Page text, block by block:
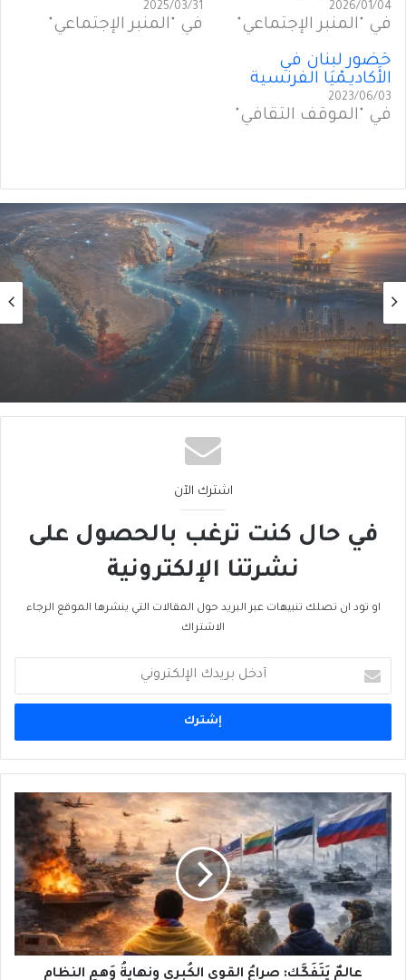
2026/01/04
في "المنبر الإجتماعي"
2025/03/31
في "المنبر الإجتماعي"
حُضُور لبنان في
الأَكاديـمْيَا الفرنسية
2023/06/03
في "الموقف الثقافي"
أول
2026/08/01
أَمنُ الخليج في زمنِ التحوُّلاتِ الكبرى (3 من 5)
اشترك الآن
في حال كنت ترغب بالحصول على
نشرتنا الإلكترونية
او تود ان تصلك تنبيهات عبر البريد حول المقالات التي ينشرها الموقع الرجاء
الاشتراك
بريدك
الإلكتروني
عالمٌ
يَتَفَكَّك:
صراعُ
القوى
الكُبرى
ونهايةُ
وَهمِ
النظام
الدولي
عالمٌ يَتَفَكَّك: صراعُ القوى الكُبرى ونهايةُ وَهمِ النظام